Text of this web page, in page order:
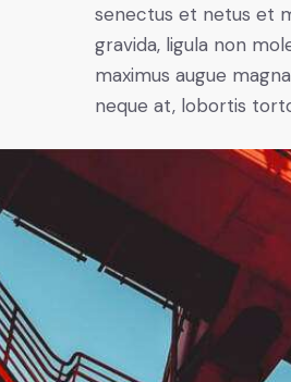
senectus et netus et
gravida, ligula non
maximus augue
neque at, lobortis